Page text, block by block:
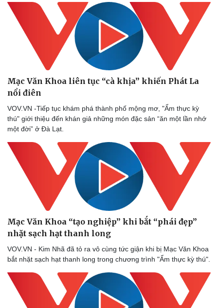
Mạc Văn Khoa liên tục “cà khịa” khiến Phát La
nổi điên
VOV.VN -Tiếp tục khám phá thành phố mộng mơ, "Ẩm thực kỳ
thú" giới thiệu đến khán giả những món đặc sản “ăn một lần nhớ
một đời” ở Đà Lạt.
Mạc Văn Khoa “tạo nghiệp” khi bắt “phái đẹp”
nhặt sạch hạt thanh long
VOV.VN - Kim Nhã đã tỏ ra vô cùng tức giận khi bị Mạc Văn Khoa
bắt nhặt sạch hạt thanh long trong chương trình "Ẩm thực kỳ thú".